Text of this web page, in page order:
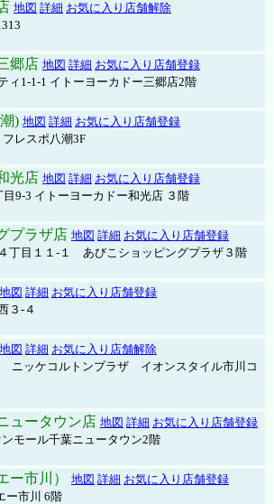
地図 詳細 お気に入り店舗解除
郷店 地図 詳細 お気に入り店舗登録
ィ1-1-1 イトーヨーカドー三郷店2階
) 地図 詳細 お気に入り店舗登録
レスポ八潮3F
光店 地図 詳細 お気に入り店舗登録
9-3 イトーヨーカドー和光店 ３階
プラザ店 地図 詳細 お気に入り店舗登録
丁目１１-１ あびこショッピングプラザ３階
地図 詳細 お気に入り店舗登録
３-４
地図 詳細 お気に入り店舗解除
ニッケコルトンプラザ イオンスタイル市川コ
ュータウン店 地図 詳細 お気に入り店舗登録
モール千葉ニュータウン2階
ー市川） 地図 詳細 お気に入り店舗登録
ー市川 6階